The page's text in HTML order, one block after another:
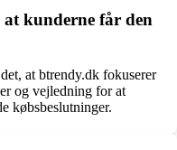
kunderne får den
at btrendy.dk fokuserer
og vejledning for at
købsbeslutninger.